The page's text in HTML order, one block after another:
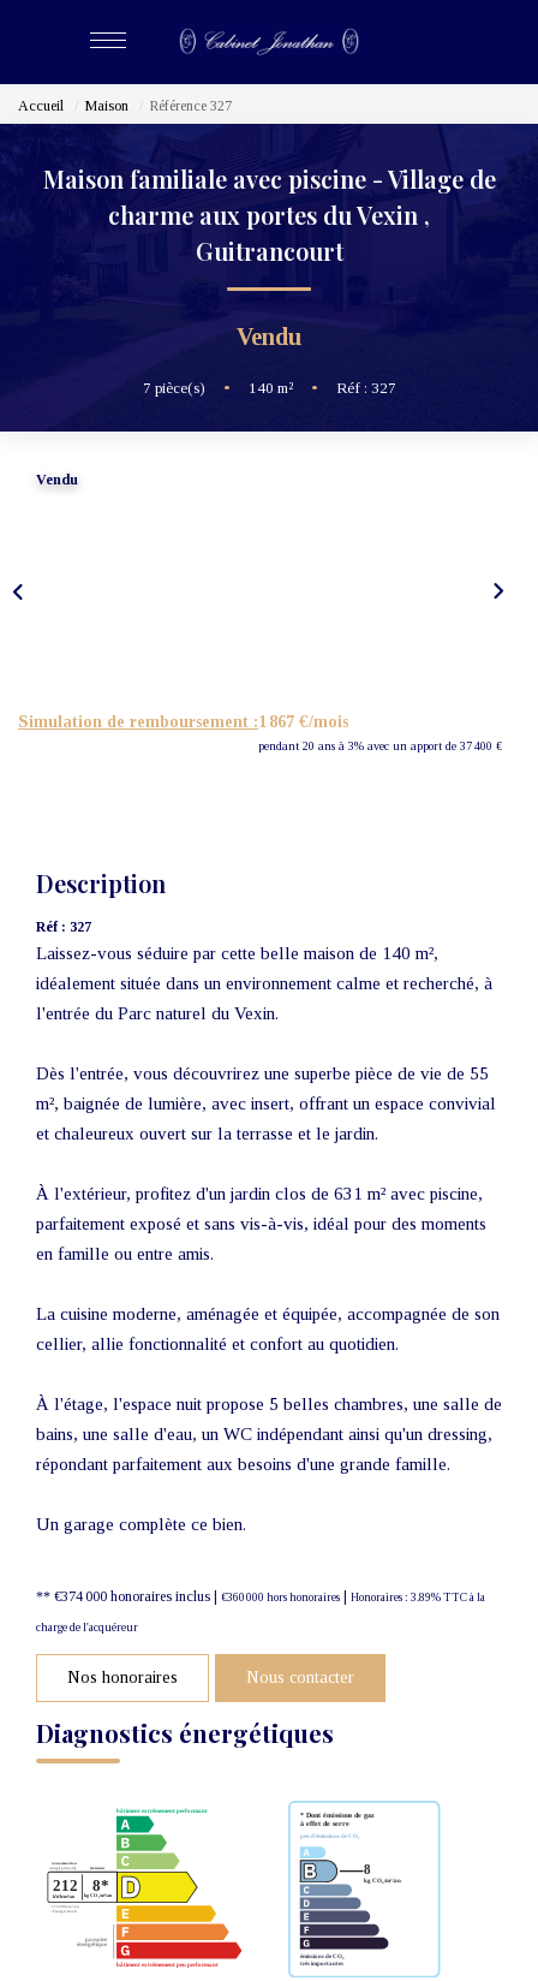
ACHETER
LOUER
ESTIMER
BIENS VENDUS
Accueil Maison Référence 327
Maison familiale avec piscine - Village de
charme aux portes du Vexin ,
Guitrancourt
Vendu
7 pièce(s) • 140 m² • Réf : 327
Vendu
Simulation de remboursement :1 867 €/mois
pendant 20 ans à 3% avec un apport de 37 400 €
Description
Réf : 327
Laissez-vous séduire par cette belle maison de 140 m²,
idéalement située dans un environnement calme et recherché, à
l'entrée du Parc naturel du Vexin.
Dès l'entrée, vous découvrirez une superbe pièce de vie de 55
m², baignée de lumière, avec insert, offrant un espace convivial
et chaleureux ouvert sur la terrasse et le jardin.
À l'extérieur, profitez d'un jardin clos de 631 m² avec piscine,
parfaitement exposé et sans vis-à-vis, idéal pour des moments
en famille ou entre amis.
La cuisine moderne, aménagée et équipée, accompagnée de son
cellier, allie fonctionnalité et confort au quotidien.
À l'étage, l'espace nuit propose 5 belles chambres, une salle de
bains, une salle d'eau, un WC indépendant ainsi qu'un dressing,
répondant parfaitement aux besoins d'une grande famille.
Un garage complète ce bien.
** €374 000 honoraires inclus | €360 000 hors honoraires | Honoraires : 3.89% TTC à la
charge de l'acquéreur
Nos honoraires Nous contacter
Diagnostics énergétiques